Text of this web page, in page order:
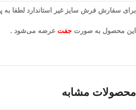
برای سفارش فرش سایز غیر استاندارد لطفا به
این محصول به صورت جفت عرضه می‌شود .
محصولات مشابه